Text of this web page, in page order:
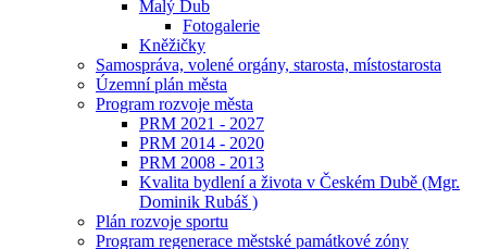
Malý Dub
Fotogalerie
Kněžičky
Samospráva, volené orgány, starosta, místostarosta
Územní plán města
Program rozvoje města
PRM 2021 - 2027
PRM 2014 - 2020
PRM 2008 - 2013
Kvalita bydlení a života v Českém Dubě (Mgr.
Dominik Rubáš )
Plán rozvoje sportu
Program regenerace městské památkové zóny